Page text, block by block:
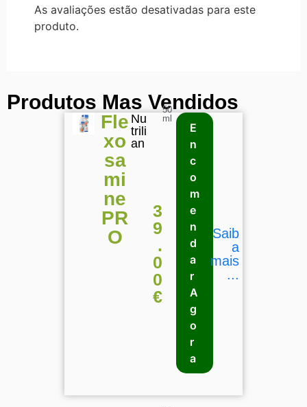
As avaliações estão desativadas para este
produto.
Produtos Mas Vendidos
Fle
xo
sa
mi
ne
PR
O
Nu
trili
an
3
9
.
0
0
€
50
ml
E
n
c
o
m
e
n
d
a
r
A
g
o
r
a
Saib
a
mais
...